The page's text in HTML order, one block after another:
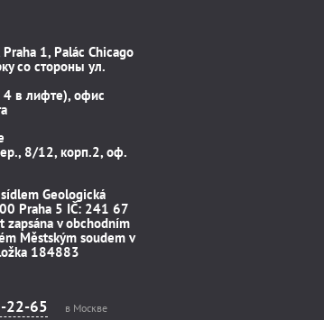
1, Palác Chicago
со стороны ул.
4 в лифте), офис
8/12, корп.2, оф.
Geologická
Praha 5 IČ: 241 67
zapsána v obchodním
Městským soudem v
184883
22-65 в Москве